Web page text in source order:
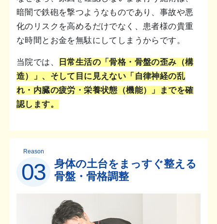
暗闇で鉄砲を撃つようなものであり、事故や悪
化のリスクを高めるだけでなく、患者様の貴重
な時間とお金を無駄にしてしまうからです。
当院では、
日常生活の「骨格・骨盤の歪み（構
造）」、そして目に見えない「自律神経の乱
れ・内臓の疲労・栄養状態（機能）」までを確
認します。
Reason
03
身体の土台をまっすぐ整える
骨盤・骨格調整